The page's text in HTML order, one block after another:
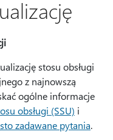
stosu obsługi
z najnowszą
ogólne informacje
obsługi (SSU) i
zadawane pytania.